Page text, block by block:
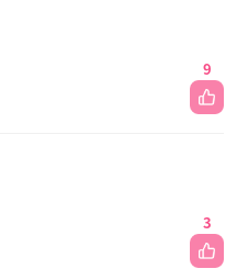
9
3